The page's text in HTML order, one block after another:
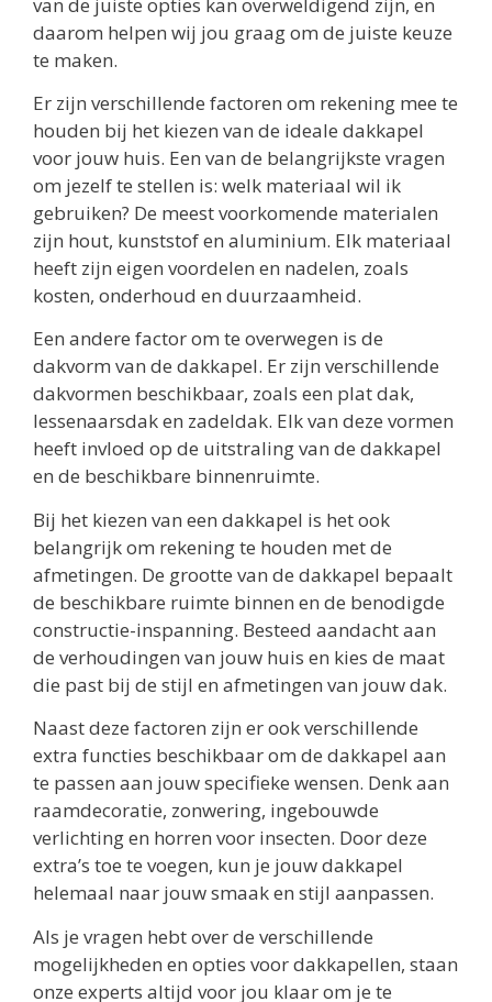
daarom helpen wij jou graag om de juiste keuze
te maken.
Er zijn verschillende factoren om rekening mee te
houden bij het kiezen van de ideale dakkapel
voor jouw huis. Een van de belangrijkste vragen
om jezelf te stellen is: welk materiaal wil ik
gebruiken? De meest voorkomende materialen
zijn hout, kunststof en aluminium. Elk materiaal
heeft zijn eigen voordelen en nadelen, zoals
kosten, onderhoud en duurzaamheid.
Een andere factor om te overwegen is de
dakvorm van de dakkapel. Er zijn verschillende
dakvormen beschikbaar, zoals een plat dak,
lessenaarsdak en zadeldak. Elk van deze vormen
heeft invloed op de uitstraling van de dakkapel
en de beschikbare binnenruimte.
Bij het kiezen van een dakkapel is het ook
belangrijk om rekening te houden met de
afmetingen. De grootte van de dakkapel bepaalt
de beschikbare ruimte binnen en de benodigde
constructie-inspanning. Besteed aandacht aan
de verhoudingen van jouw huis en kies de maat
die past bij de stijl en afmetingen van jouw dak.
Naast deze factoren zijn er ook verschillende
extra functies beschikbaar om de dakkapel aan
te passen aan jouw specifieke wensen. Denk aan
raamdecoratie, zonwering, ingebouwde
verlichting en horren voor insecten. Door deze
extra’s toe te voegen, kun je jouw dakkapel
helemaal naar jouw smaak en stijl aanpassen.
Als je vragen hebt over de verschillende
mogelijkheden en opties voor dakkapellen, staan
onze experts altijd voor jou klaar om je te